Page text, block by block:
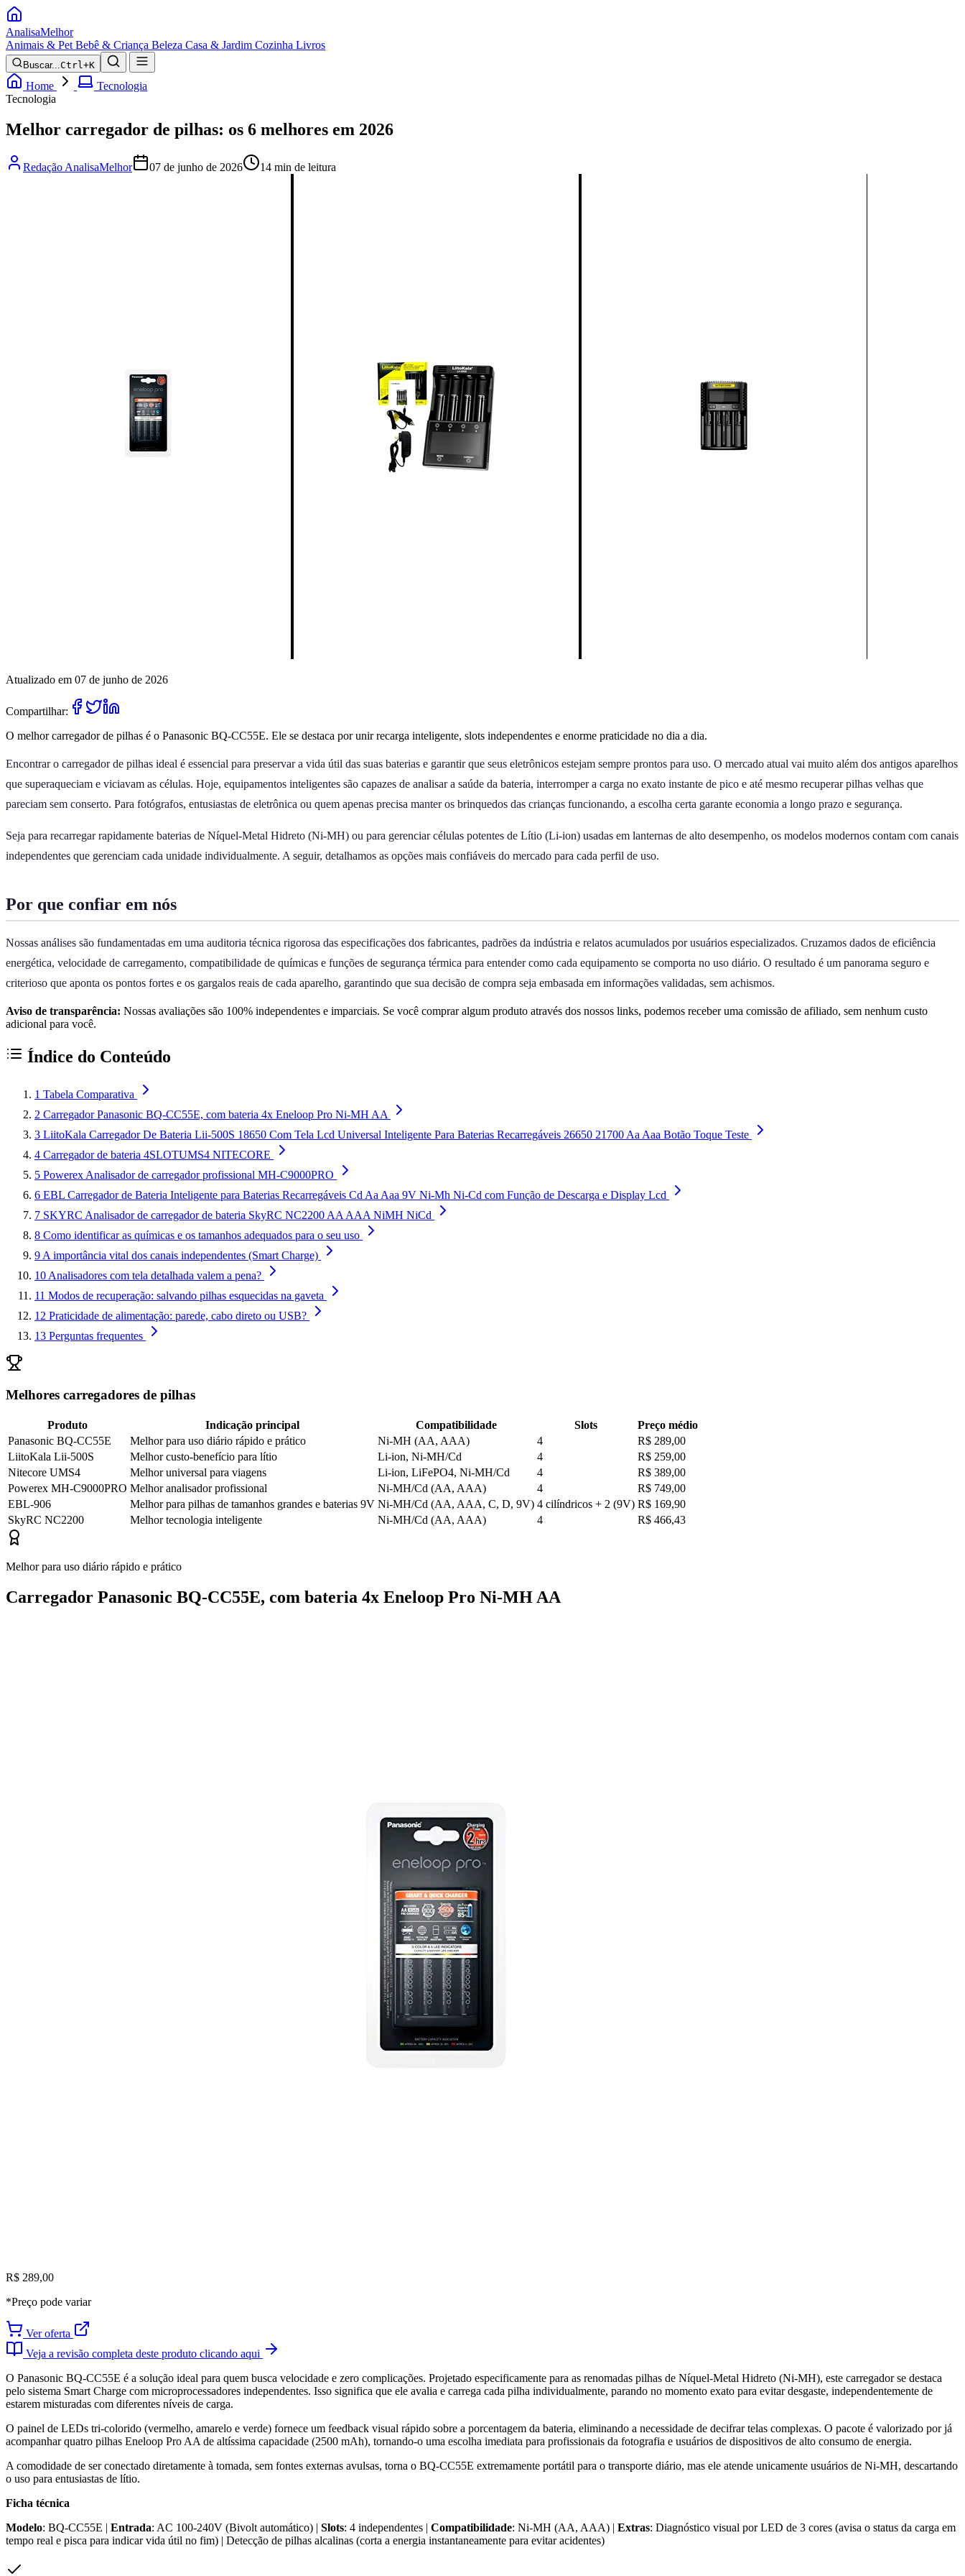
AnalisaMelhor
Animais & Pet Bebê & Criança Beleza Casa & Jardim Cozinha Livros
Buscar...Ctrl+K
Home
Tecnologia
Tecnologia
Melhor carregador de pilhas: os 6 melhores em 2026
Redação AnalisaMelhor 07 de junho de 2026 14 min de leitura
Atualizado em 07 de junho de 2026
Compartilhar:
O melhor carregador de pilhas é o Panasonic BQ-CC55E. Ele se destaca por unir recarga inteligente, slots independentes e enorme praticidade no dia a dia.
Encontrar o carregador de pilhas ideal é essencial para preservar a vida útil das suas baterias e garantir que seus eletrônicos estejam sempre prontos para uso. O mercado atual vai muito além dos antigos aparelhos
que superaqueciam e viciavam as células. Hoje, equipamentos inteligentes são capazes de analisar a saúde da bateria, interromper a carga no exato instante de pico e até mesmo recuperar pilhas velhas que
pareciam sem conserto. Para fotógrafos, entusiastas de eletrônica ou quem apenas precisa manter os brinquedos das crianças funcionando, a escolha certa garante economia a longo prazo e segurança.
Seja para recarregar rapidamente baterias de Níquel-Metal Hidreto (Ni-MH) ou para gerenciar células potentes de Lítio (Li-ion) usadas em lanternas de alto desempenho, os modelos modernos contam com canais
independentes que gerenciam cada unidade individualmente. A seguir, detalhamos as opções mais confiáveis do mercado para cada perfil de uso.
Por que confiar em nós
Nossas análises são fundamentadas em uma auditoria técnica rigorosa das especificações dos fabricantes, padrões da indústria e relatos acumulados por usuários especializados. Cruzamos dados de eficiência
energética, velocidade de carregamento, compatibilidade de químicas e funções de segurança térmica para entender como cada equipamento se comporta no uso diário. O resultado é um panorama seguro e
criterioso que aponta os pontos fortes e os gargalos reais de cada aparelho, garantindo que sua decisão de compra seja embasada em informações validadas, sem achismos.
Aviso de transparência: Nossas avaliações são 100% independentes e imparciais. Se você comprar algum produto através dos nossos links, podemos receber uma comissão de afiliado, sem nenhum custo
adicional para você.
Índice do Conteúdo
1 Tabela Comparativa
2 Carregador Panasonic BQ-CC55E, com bateria 4x Eneloop Pro Ni-MH AA
3 LiitoKala Carregador De Bateria Lii-500S 18650 Com Tela Lcd Universal Inteligente Para Baterias Recarregáveis 26650 21700 Aa Aaa Botão Toque Teste
4 Carregador de bateria 4SLOTUMS4 NITECORE
5 Powerex Analisador de carregador profissional MH-C9000PRO
6 EBL Carregador de Bateria Inteligente para Baterias Recarregáveis Cd Aa Aaa 9V Ni-Mh Ni-Cd com Função de Descarga e Display Lcd
7 SKYRC Analisador de carregador de bateria SkyRC NC2200 AA AAA NiMH NiCd
8 Como identificar as químicas e os tamanhos adequados para o seu uso
9 A importância vital dos canais independentes (Smart Charge)
10 Analisadores com tela detalhada valem a pena?
11 Modos de recuperação: salvando pilhas esquecidas na gaveta
12 Praticidade de alimentação: parede, cabo direto ou USB?
13 Perguntas frequentes
Melhores carregadores de pilhas
Produto Indicação principal Compatibilidade Slots
Preço médio
Panasonic BQ-CC55E
Melhor para uso diário rápido e prático Ni-MH (AA, AAA) 4
R$ 289,00
LiitoKala Lii-500S
Melhor custo-benefício para lítio Li-ion, Ni-MH/Cd 4
R$ 259,00
Nitecore UMS4
Melhor universal para viagens Li-ion, LiFePO4, Ni-MH/Cd 4
R$ 389,00
Powerex MH-C9000PRO Melhor analisador profissional Ni-MH/Cd (AA, AAA) 4
R$ 749,00
EBL-906
Melhor para pilhas de tamanhos grandes e baterias 9V Ni-MH/Cd (AA, AAA, C, D, 9V) 4 cilíndricos + 2 (9V) R$ 169,90
SkyRC NC2200
Melhor tecnologia inteligente Ni-MH/Cd (AA, AAA) 4 R$ 466,43
Melhor para uso diário rápido e prático
Carregador Panasonic BQ-CC55E, com bateria 4x Eneloop Pro Ni-MH AA
R$ 289,00
*Preço pode variar
Ver oferta
Veja a revisão completa deste produto clicando aqui
O Panasonic BQ-CC55E é a solução ideal para quem busca velocidade e zero complicações. Projetado especificamente para as renomadas pilhas de Níquel-Metal Hidreto (Ni-MH), este carregador se destaca
pelo sistema Smart Charge com microprocessadores independentes. Isso significa que ele avalia e carrega cada pilha individualmente, parando no momento exato para evitar desgaste, independentemente de
estarem misturadas com diferentes níveis de carga.
O painel de LEDs tri-colorido (vermelho, amarelo e verde) fornece um feedback visual rápido sobre a porcentagem da bateria, eliminando a necessidade de decifrar telas complexas. O pacote é valorizado por já
acompanhar quatro pilhas Eneloop Pro AA de altíssima capacidade (2500 mAh), tornando-o uma escolha imediata para profissionais da fotografia e usuários de dispositivos de alto consumo de energia.
A comodidade de ser conectado diretamente à tomada, sem fontes externas avulsas, torna o BQ-CC55E extremamente portátil para o transporte diário, mas ele atende unicamente usuários de Ni-MH, descartando
o uso para entusiastas de lítio.
Ficha técnica
Modelo: BQ-CC55E | Entrada: AC 100-240V (Bivolt automático) | Slots: 4 independentes | Compatibilidade: Ni-MH (AA, AAA) | Extras: Diagnóstico visual por LED de 3 cores (avisa o status da carga em
tempo real e pisca para indicar vida útil no fim) | Detecção de pilhas alcalinas (corta a energia instantaneamente para evitar acidentes)